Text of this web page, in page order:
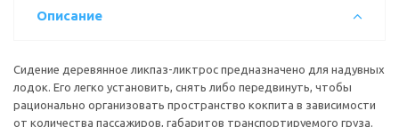
Описание
Сидение деревянное ликпаз-ликтрос предназначено для надувных
лодок. Его легко установить, снять либо передвинуть, чтобы
рационально организовать пространство кокпита в зависимости
от количества пассажиров, габаритов транспортируемого груза.